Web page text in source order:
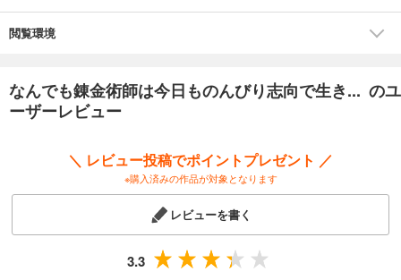
閲覧環境
なんでも錬金術師は今日ものんびり志向で生き... のユ
ーザーレビュー
＼ レビュー投稿でポイントプレゼント ／
※購入済みの作品が対象となります
レビューを書く
3.3